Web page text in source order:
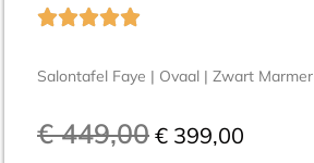
Salontafel Faye | Ovaal | Zwart Marmer
€449,00 € 399,00